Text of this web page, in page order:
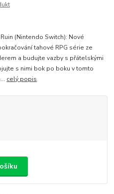
(Nintendo Switch): Nové
tahové RPG série ze
a budujte vazby s přátelskými
s nimi bok po boku v tomto
celý popis